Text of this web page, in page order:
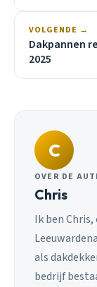
VOLGENDE →
Dakpannen
2025
C
OVER DE
Chris
Ik ben
als
bedrijf